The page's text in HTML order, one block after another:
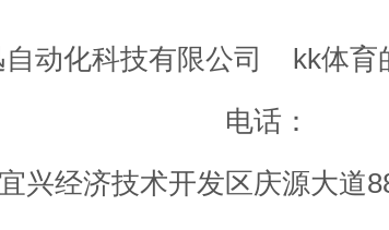
动化科技有限公司 kk体育
电话：
兴经济技术开发区庆源大道